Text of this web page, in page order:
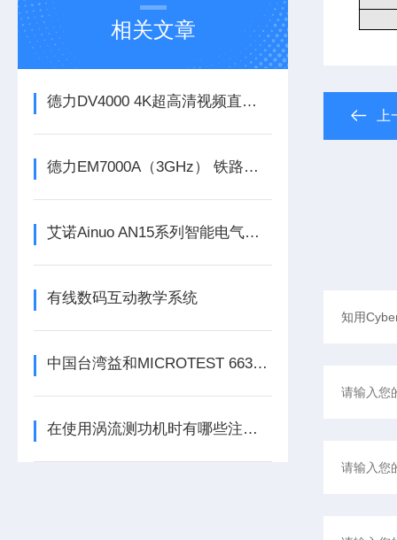
相关文章
德力DV4000 4K超高清视频直播信号传输系统
德力EM7000A（3GHz） 铁路漏缆测试仪
艾诺Ainuo AN15系列智能电气安全性能综合分析仪
有线数码互动教学系统
中国台湾益和MICROTEST 6632 精密阻抗分析仪
在使用涡流测功机时有哪些注意事项需要注意呢